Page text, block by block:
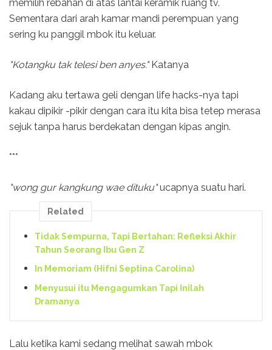
memilih rebahan di atas lantai keramik ruang tv.
Sementara dari arah kamar mandi perempuan yang
sering ku panggil mbok itu keluar.
"Kotangku tak telesi ben anyes."Katanya
Kadang aku tertawa geli dengan life hacks-nya tapi
kakau dipikir -pikir dengan cara itu kita bisa tetep merasa
sejuk tanpa harus berdekatan dengan kipas angin.
***
"wong gur kangkung wae dituku"ucapnya suatu hari.
Related
Tidak Sempurna, Tapi Bertahan: Refleksi Akhir
Tahun Seorang Ibu Gen Z
In Memoriam (Hifni Septina Carolina)
Menyusui itu Mengagumkan Tapi Inilah
Dramanya
Lalu ketika kami sedang melihat sawah mbok